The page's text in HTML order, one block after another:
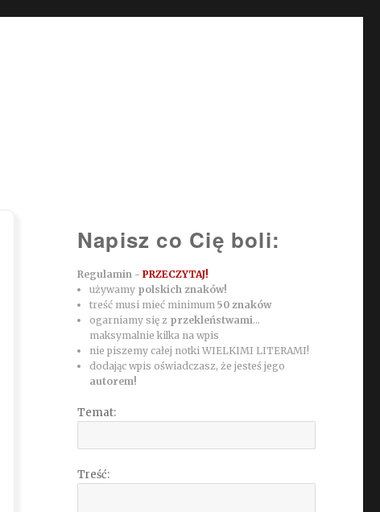
Napisz co Cię boli:
Regulamin - PRZECZYTAJ!
używamy polskich znaków!
treść musi mieć minimum 50 znaków
ogarniamy się z przekleństwami...
maksymalnie kilka na wpis
nie piszemy całej notki WIELKIMI LITERAMI!
dodając wpis oświadczasz, że jesteś jego
autorem!
Temat:
Treść: